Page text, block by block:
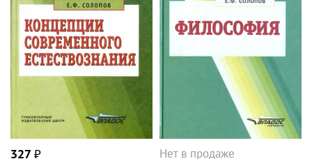
327 ₽
Нет в продаже